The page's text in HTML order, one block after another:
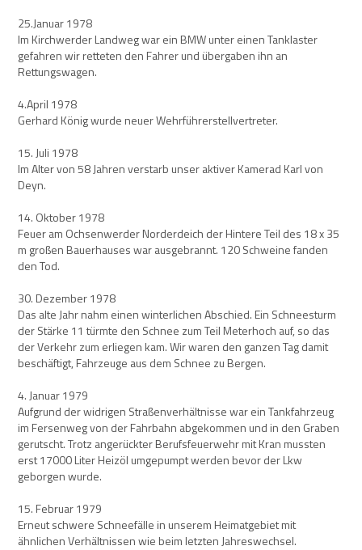
25.Januar 1978
Im Kirchwerder Landweg war ein BMW unter einen Tanklaster
gefahren wir retteten den Fahrer und übergaben ihn an
Rettungswagen.
4.April 1978
Gerhard König wurde neuer Wehrführerstellvertreter.
15. Juli 1978
Im Alter von 58 Jahren verstarb unser aktiver Kamerad Karl von
Deyn.
14. Oktober 1978
Feuer am Ochsenwerder Norderdeich der Hintere Teil des 18 x 35
m großen Bauerhauses war ausgebrannt. 120 Schweine fanden
den Tod.
30. Dezember 1978
Das alte Jahr nahm einen winterlichen Abschied. Ein Schneesturm
der Stärke 11 türmte den Schnee zum Teil Meterhoch auf, so das
der Verkehr zum erliegen kam. Wir waren den ganzen Tag damit
beschäftigt, Fahrzeuge aus dem Schnee zu Bergen.
4. Januar 1979
Aufgrund der widrigen Straßenverhältnisse war ein Tankfahrzeug
im Fersenweg von der Fahrbahn abgekommen und in den Graben
gerutscht. Trotz angerückter Berufsfeuerwehr mit Kran mussten
erst 17000 Liter Heizöl umgepumpt werden bevor der Lkw
geborgen wurde.
15. Februar 1979
Erneut schwere Schneefälle in unserem Heimatgebiet mit
ähnlichen Verhältnissen wie beim letzten Jahreswechsel.